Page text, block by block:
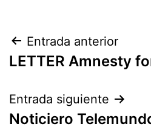
Navegación
de
entradas
Entrada anterior
LETTER Amnesty
Entrada siguiente
Noticiero